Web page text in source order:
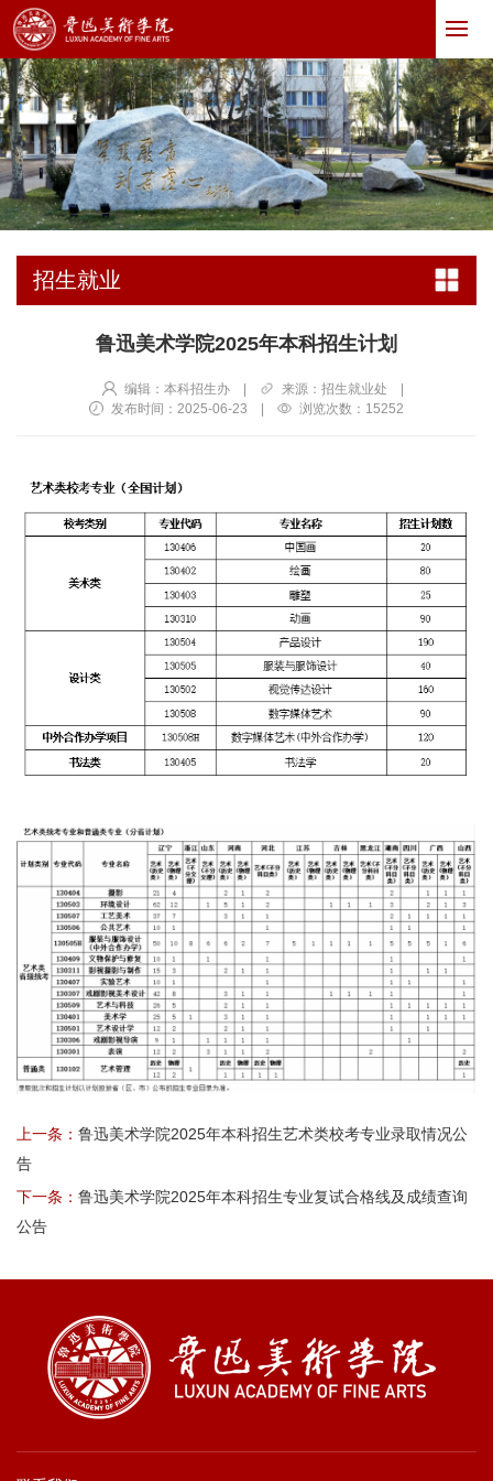
招生就业
鲁迅美术学院2025年本科招生计划
编辑：本科招生办 | 来源：招生就业处
|
发布时间：2025-06-23
| 浏览次数： 15252
上一条： 鲁迅美术学院2025年本科招生艺术类校考专业录取情况公
告
下一条： 鲁迅美术学院2025年本科招生专业复试合格线及成绩查询
公告